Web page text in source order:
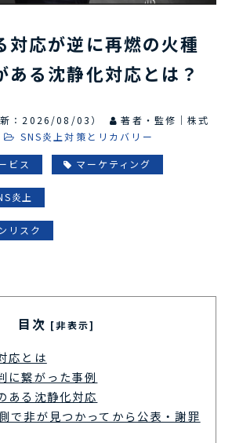
対応が逆に再燃の火種
ある沈静化対応とは？
： 2026/08/03 ）
著者・監修｜株式
SNS炎上対策とリカバリー
ビス マーケティング
炎上
リスク
目次 [非表示]
応とは
に繋がった事例
ある沈静化対応
で非が見つかってから公表・謝罪